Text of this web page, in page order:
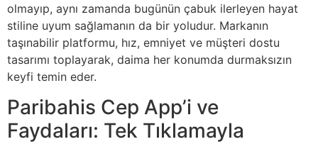
olmayıp, aynı zamanda bugünün çabuk ilerleyen hayat
stiline uyum sağlamanın da bir yoludur. Markanın
taşınabilir platformu, hız, emniyet ve müşteri dostu
tasarımı toplayarak, daima her konumda durmaksızın
keyfi temin eder.
Paribahis Cep App’i ve
Faydaları: Tek Tıklamayla